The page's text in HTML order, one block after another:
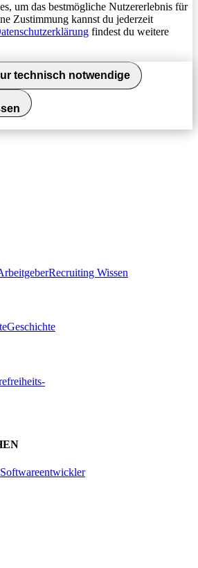
um das bestmögliche Nutzererlebnis für
Zustimmung kannst du jederzeit
findest du weitere
technisch notwendige
Recruiting Wissen
Geschichte
Softwareentwickler